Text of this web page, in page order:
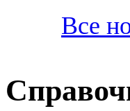
Все